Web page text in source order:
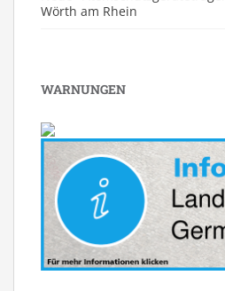
Wörth am Rhein
WARNUNGEN